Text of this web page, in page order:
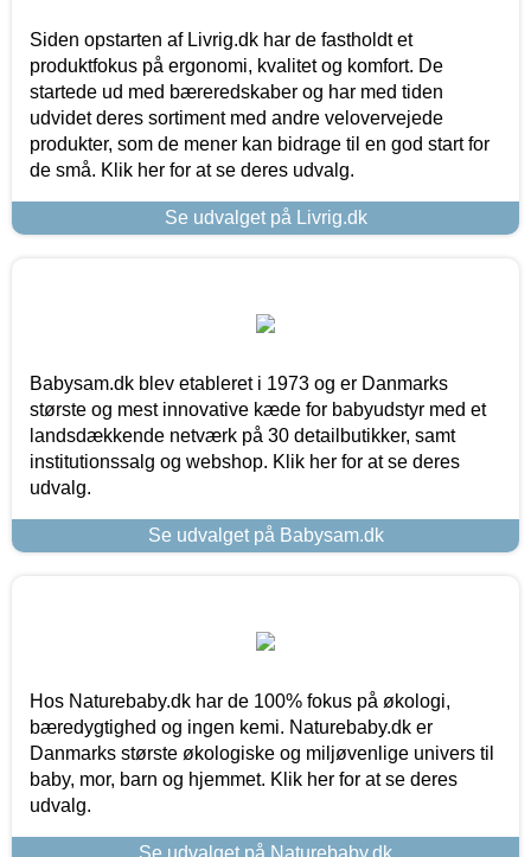
Siden opstarten af Livrig.dk har de fastholdt et
produktfokus på ergonomi, kvalitet og komfort. De
startede ud med bæreredskaber og har med tiden
udvidet deres sortiment med andre velovervejede
produkter, som de mener kan bidrage til en god start for
de små. Klik her for at se deres udvalg.
Se udvalget på Livrig.dk
Babysam.dk blev etableret i 1973 og er Danmarks
største og mest innovative kæde for babyudstyr med et
landsdækkende netværk på 30 detailbutikker, samt
institutionssalg og webshop. Klik her for at se deres
udvalg.
Se udvalget på Babysam.dk
Hos Naturebaby.dk har de 100% fokus på økologi,
bæredygtighed og ingen kemi. Naturebaby.dk er
Danmarks største økologiske og miljøvenlige univers til
baby, mor, barn og hjemmet. Klik her for at se deres
udvalg.
Se udvalget på Naturebaby.dk